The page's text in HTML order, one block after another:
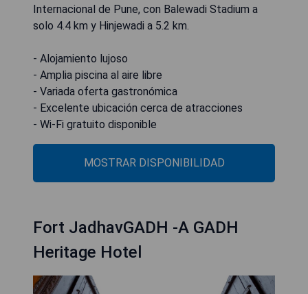
Internacional de Pune, con Balewadi Stadium a
solo 4.4 km y Hinjewadi a 5.2 km.
- Alojamiento lujoso
- Amplia piscina al aire libre
- Variada oferta gastronómica
- Excelente ubicación cerca de atracciones
- Wi-Fi gratuito disponible
MOSTRAR DISPONIBILIDAD
Fort JadhavGADH -A GADH
Heritage Hotel